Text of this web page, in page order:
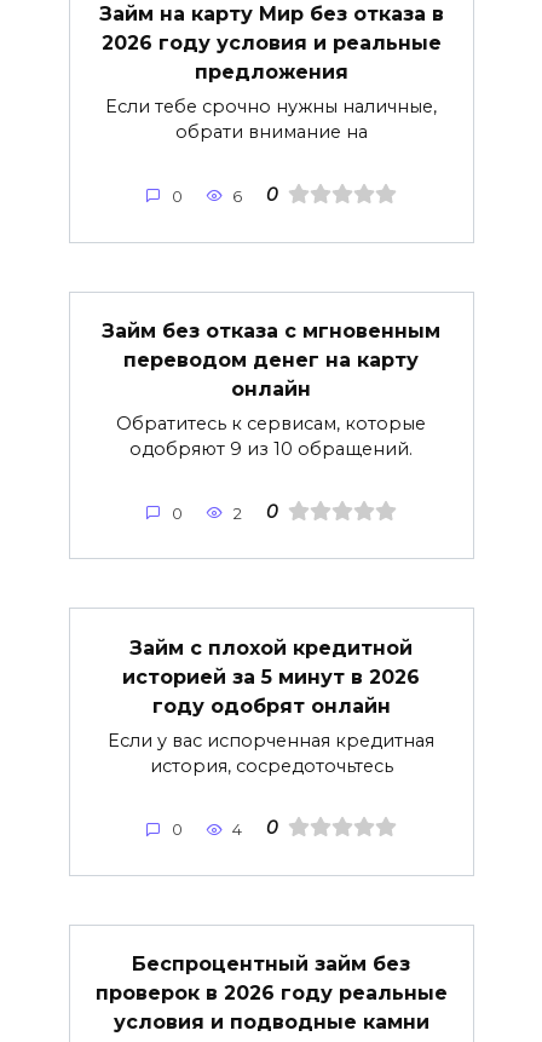
Займ на карту Мир без отказа в
2026 году условия и реальные
предложения
Если тебе срочно нужны наличные,
обрати внимание на
0 6 0
Займ без отказа с мгновенным
переводом денег на карту
онлайн
Обратитесь к сервисам, которые
одобряют 9 из 10 обращений.
0 2 0
Займ с плохой кредитной
историей за 5 минут в 2026
году одобрят онлайн
Если у вас испорченная кредитная
история, сосредоточьтесь
0 4 0
Беспроцентный займ без
проверок в 2026 году реальные
условия и подводные камни